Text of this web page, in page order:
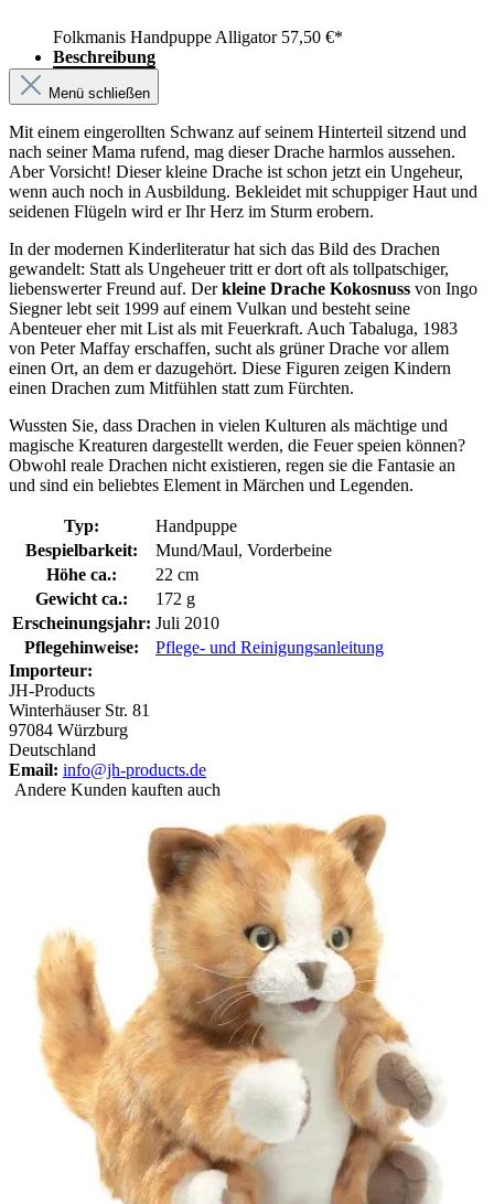
Folkmanis Handpuppe Alligator 57,50 €*
Beschreibung
Menü schließen
Mit einem eingerollten Schwanz auf seinem Hinterteil sitzend und
nach seiner Mama rufend, mag dieser Drache harmlos aussehen.
Aber Vorsicht! Dieser kleine Drache ist schon jetzt ein Ungeheur,
wenn auch noch in Ausbildung. Bekleidet mit schuppiger Haut und
seidenen Flügeln wird er Ihr Herz im Sturm erobern.
In der modernen Kinderliteratur hat sich das Bild des Drachen
gewandelt: Statt als Ungeheuer tritt er dort oft als tollpatschiger,
liebenswerter Freund auf. Derkleine Drache Kokosnuss von Ingo
Siegner lebt seit 1999 auf einem Vulkan und besteht seine
Abenteuer eher mit List als mit Feuerkraft. Auch Tabaluga, 1983
von Peter Maffay erschaffen, sucht als grüner Drache vor allem
einen Ort, an dem er dazugehört. Diese Figuren zeigen Kindern
einen Drachen zum Mitfühlen statt zum Fürchten.
Wussten Sie, dass Drachen in vielen Kulturen als mächtige und
magische Kreaturen dargestellt werden, die Feuer speien können?
Obwohl reale Drachen nicht existieren, regen sie die Fantasie an
und sind ein beliebtes Element in Märchen und Legenden.
Typ:
Handpuppe
Bespielbarkeit:
Mund/Maul, Vorderbeine
Höhe ca.:
22 cm
Gewicht ca.:
172 g
Erscheinungsjahr: Juli 2010
Pflegehinweise:
Pflege- und Reinigungsanleitung
Importeur:
JH-Products
Winterhäuser Str. 81
97084 Würzburg
Deutschland
Email: info@jh-products.de
Andere Kunden kauften auch